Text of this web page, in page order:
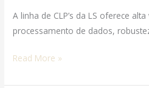
A linha de CLP’s da LS oferece
processamento de dados,
Read More »